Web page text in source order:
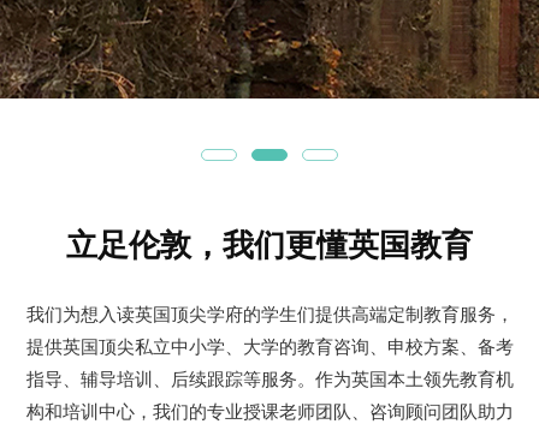
立足伦敦，我们更懂英国教育
我们为想入读英国顶尖学府的学生们提供高端定制教育服务，
提供英国顶尖私立中小学、大学的教育咨询、申校方案、备考
指导、辅导培训、后续跟踪等服务。作为英国本土领先教育机
构和培训中心，我们的专业授课老师团队、咨询顾问团队助力